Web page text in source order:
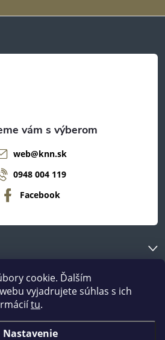
cookie. Ďalším
vyjadrujete súhlas s ich
tu.
Nastavenie
web@knn.sk
0948 004 119
Facebook